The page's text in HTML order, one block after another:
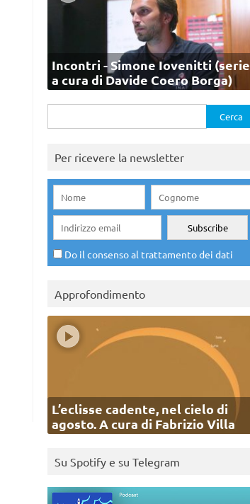
Incontri - Simone Iovenitti (serie
a cura di Davide Coero Borga)
per:
Per ricevere la newsletter
Do il consenso al trattamento dei dati
Approfondimento
L’eclisse cadente, nel cielo di
agosto. A cura di Fabrizio Villa
Su Spotify e su Telegram